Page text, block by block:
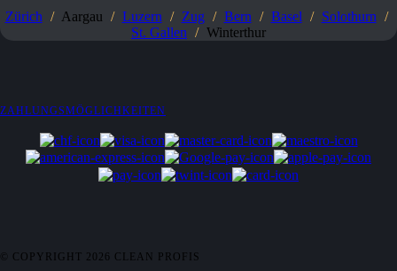
Zürich / Aargau / Luzern / Zug / Bern / Basel / Solothurn /
St. Gallen / Winterthur
ZAHLUNGSMÖGLICHKEITEN
© COPYRIGHT 2026 CLEAN PROFIS